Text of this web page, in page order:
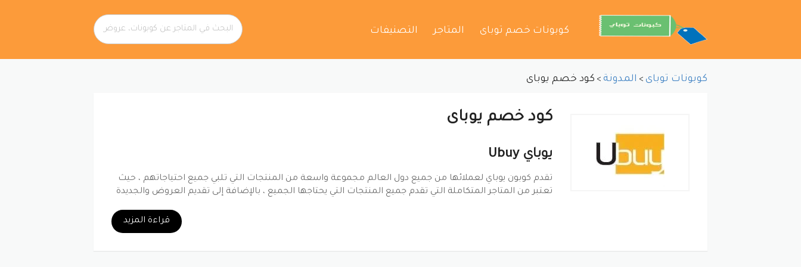
إلى
كوبونات خصم توباى المتاجر التصنيفات
كوبونات توباى > المدونة > كود خصم يوباى
قراءة المزيد
كود خصم يوباى
يوباي Ubuy
تقدم كوبون يوباي لعملائها من جميع دول العالم مجموعة واسعة من المنتجات التي تلبي جميع احتياجاتهم ، حيث
تعتبر من المتاجر المتكاملة التي تقدم جميع المنتجات التي يحتاجها الجميع ، بالإضافة إلى تقديم العروض والجديدة